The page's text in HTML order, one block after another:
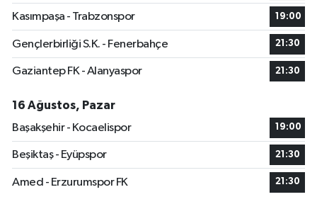
Kasımpaşa - Trabzonspor 19:00
Gençlerbirliği S.K. - Fenerbahçe 21:30
Gaziantep FK - Alanyaspor 21:30
16 Ağustos, Pazar
Başakşehir - Kocaelispor
19:00
Beşiktaş - Eyüpspor 21:30
Amed - Erzurumspor FK 21:30